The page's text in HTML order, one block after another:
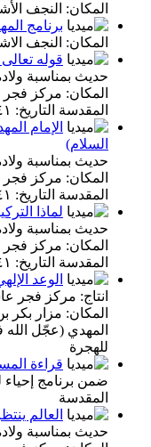
المكان: النجف
برنامج
المكان: النجف
قوله
المكان: مركز فجر
المقدسة التاريخ: ١٤٤١ للهجرة
الإمام
السلام)
المكان: مركز فجر
المقدسة التاريخ: ١٤٤١ للهجرة
لماذا
المكان: مركز فجر
المقدسة التاريخ: ١٤٤١ للهجرة
الوعد
انتاج: مركز فجر
المكان: مزار بكر
للهجرة
قراءة
ضمن برنامج إحياء
المقدسة
العالم